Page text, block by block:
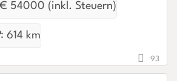
54000 (inkl. Steuern)
614 km
93